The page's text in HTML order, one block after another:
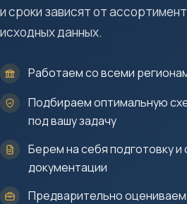
и сроки зависят от
исходных данных.
Работаем со всеми
Подбираем оптимальную
под вашу задачу
Берем на себя подготовку
документации
Предварительно